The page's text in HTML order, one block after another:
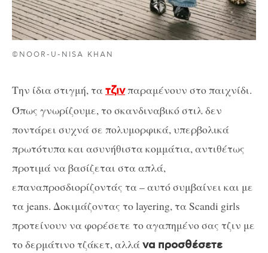
©NOOR-U-NISA KHAN
Την ίδια στιγμή, τατζινπαραμένουν στο παιχνίδι.
Όπως γνωρίζουμε, το σκανδιναβικό στιλ δεν
ποντάρει συχνά σε πολυμορφικά, υπερβολικά
πρωτότυπα και ασυνήθιστα κομμάτια, αντιθέτως
προτιμά να βασίζεται στα απλά,
επαναπροσδιορίζοντάς τα – αυτό συμβαίνει και με
τα jeans. Δοκιμάζοντας το layering, τα Scandi girls
προτείνουν να φορέσετε το αγαπημένο σας τζιν με
το δερμάτινο τζάκετ, αλλάνα προσθέσετε